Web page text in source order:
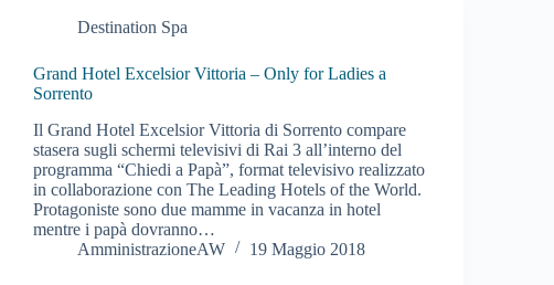
Destination Spa
Grand Hotel Excelsior Vittoria – Only for Ladies a
Sorrento
Il Grand Hotel Excelsior Vittoria di Sorrento compare
stasera sugli schermi televisivi di Rai 3 all’interno del
programma “Chiedi a Papà”, format televisivo realizzato
in collaborazione con The Leading Hotels of the World.
Protagoniste sono due mamme in vacanza in hotel
mentre i papà dovranno…
AmministrazioneAW
19 Maggio 2018